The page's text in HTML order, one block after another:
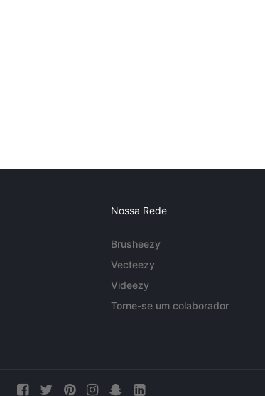
Nossa Rede
Brusheezy
Vecteezy
Videezy
Torne-se um colaborador